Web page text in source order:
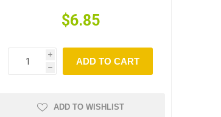
$6.85
i
h
ADD TO CART
ADD TO WISHLIST